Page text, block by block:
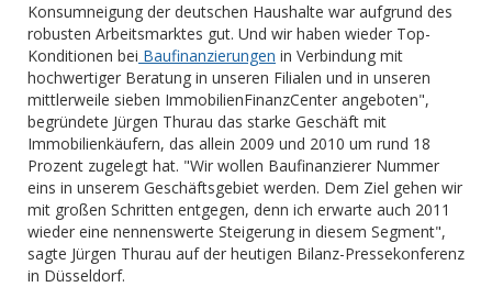
Konsumneigung der deutschen Haushalte war aufgrund des
robusten Arbeitsmarktes gut. Und wir haben wieder Top-
Konditionen bei Baufinanzierungen in Verbindung mit
hochwertiger Beratung in unseren Filialen und in unseren
mittlerweile sieben ImmobilienFinanzCenter angeboten",
begründete Jürgen Thurau das starke Geschäft mit
Immobilienkäufern, das allein 2009 und 2010 um rund 18
Prozent zugelegt hat. "Wir wollen Baufinanzierer Nummer
eins in unserem Geschäftsgebiet werden. Dem Ziel gehen wir
mit großen Schritten entgegen, denn ich erwarte auch 2011
wieder eine nennenswerte Steigerung in diesem Segment",
sagte Jürgen Thurau auf der heutigen Bilanz-Pressekonferenz
in Düsseldorf.